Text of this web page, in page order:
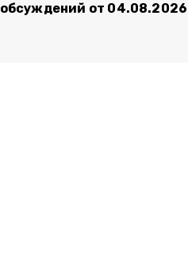
обсуждений от